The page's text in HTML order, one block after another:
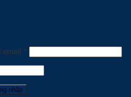
email *
nhập